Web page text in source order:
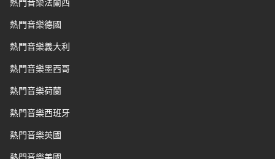
熱門音樂法蘭西
熱門音樂德國
熱門音樂義大利
熱門音樂墨西哥
熱門音樂荷蘭
熱門音樂西班牙
熱門音樂英國